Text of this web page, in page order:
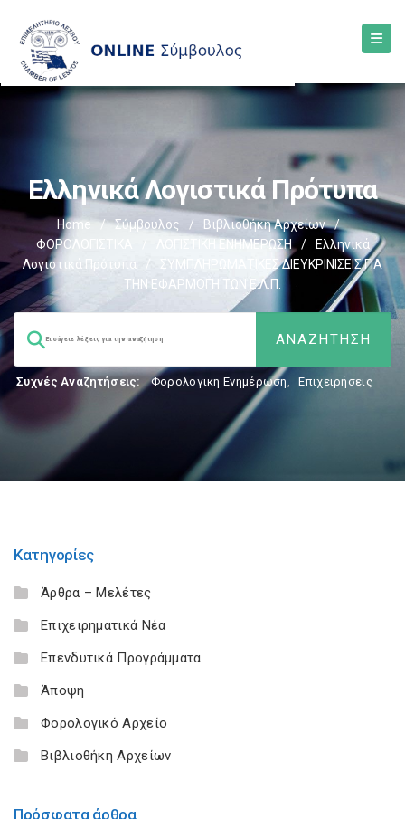
Ελληνικά Λογιστικά Πρότυπα
Home / Σύμβουλος / Βιβλιοθήκη Αρχείων
/
ΦΟΡΟΛΟΓΙΣΤΙΚΑ
ΛΟΓΙΣΤΙΚΗ ΕΝΗΜΕΡΩΣΗ /
Ελληνικά
Λογιστικά Πρότυπα
/
ΣΥΜΠΛΗΡΩΜΑΤΙΚΕΣ ΔΙΕΥΚΡΙΝΙΣΕΙΣ ΓΙΑ
ΤΗΝ ΕΦΑΡΜΟΓΗ ΤΩΝ Ε.Λ.Π.
Συχνές Αναζητήσεις: Φορολογικη Ενημέρωση, Επιχειρήσεις
Κατηγορίες
Άρθρα – Μελέτες
Επιχειρηματικά Νέα
Επενδυτικά Προγράμματα
Άποψη
Φορολογικό Αρχείο
Βιβλιοθήκη Αρχείων
Πρόσφατα άρθρα